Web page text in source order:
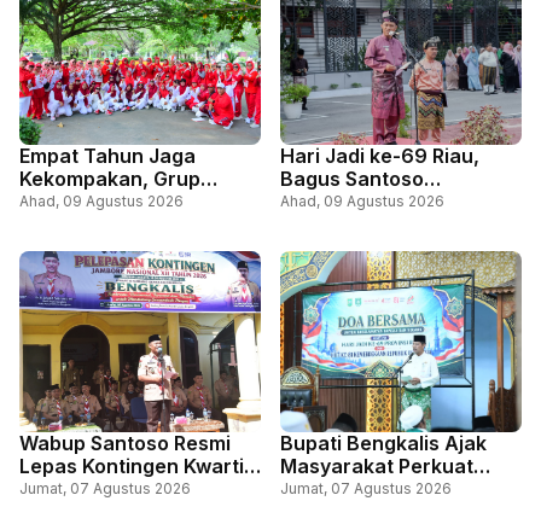
Empat Tahun Jaga
Kekompakan, Grup
Senam Prolanis
Semarakkan HUT RI
Ahad, 09 Agustus 2026
Hari Jadi ke-69 Riau,
Bagus Santoso
Tegaskan Komitmen
Jaga Pelayanan Publik
Ahad, 09 Agustus 2026
Wabup Santoso Resmi
Lepas Kontingen Kwartir
Cabang Gerakan
Jumat, 07 Agustus 2026
Bupati Bengkalis Ajak
Masyarakat Perkuat
Persatuan Lewat Doa
Jumat, 07 Agustus 2026